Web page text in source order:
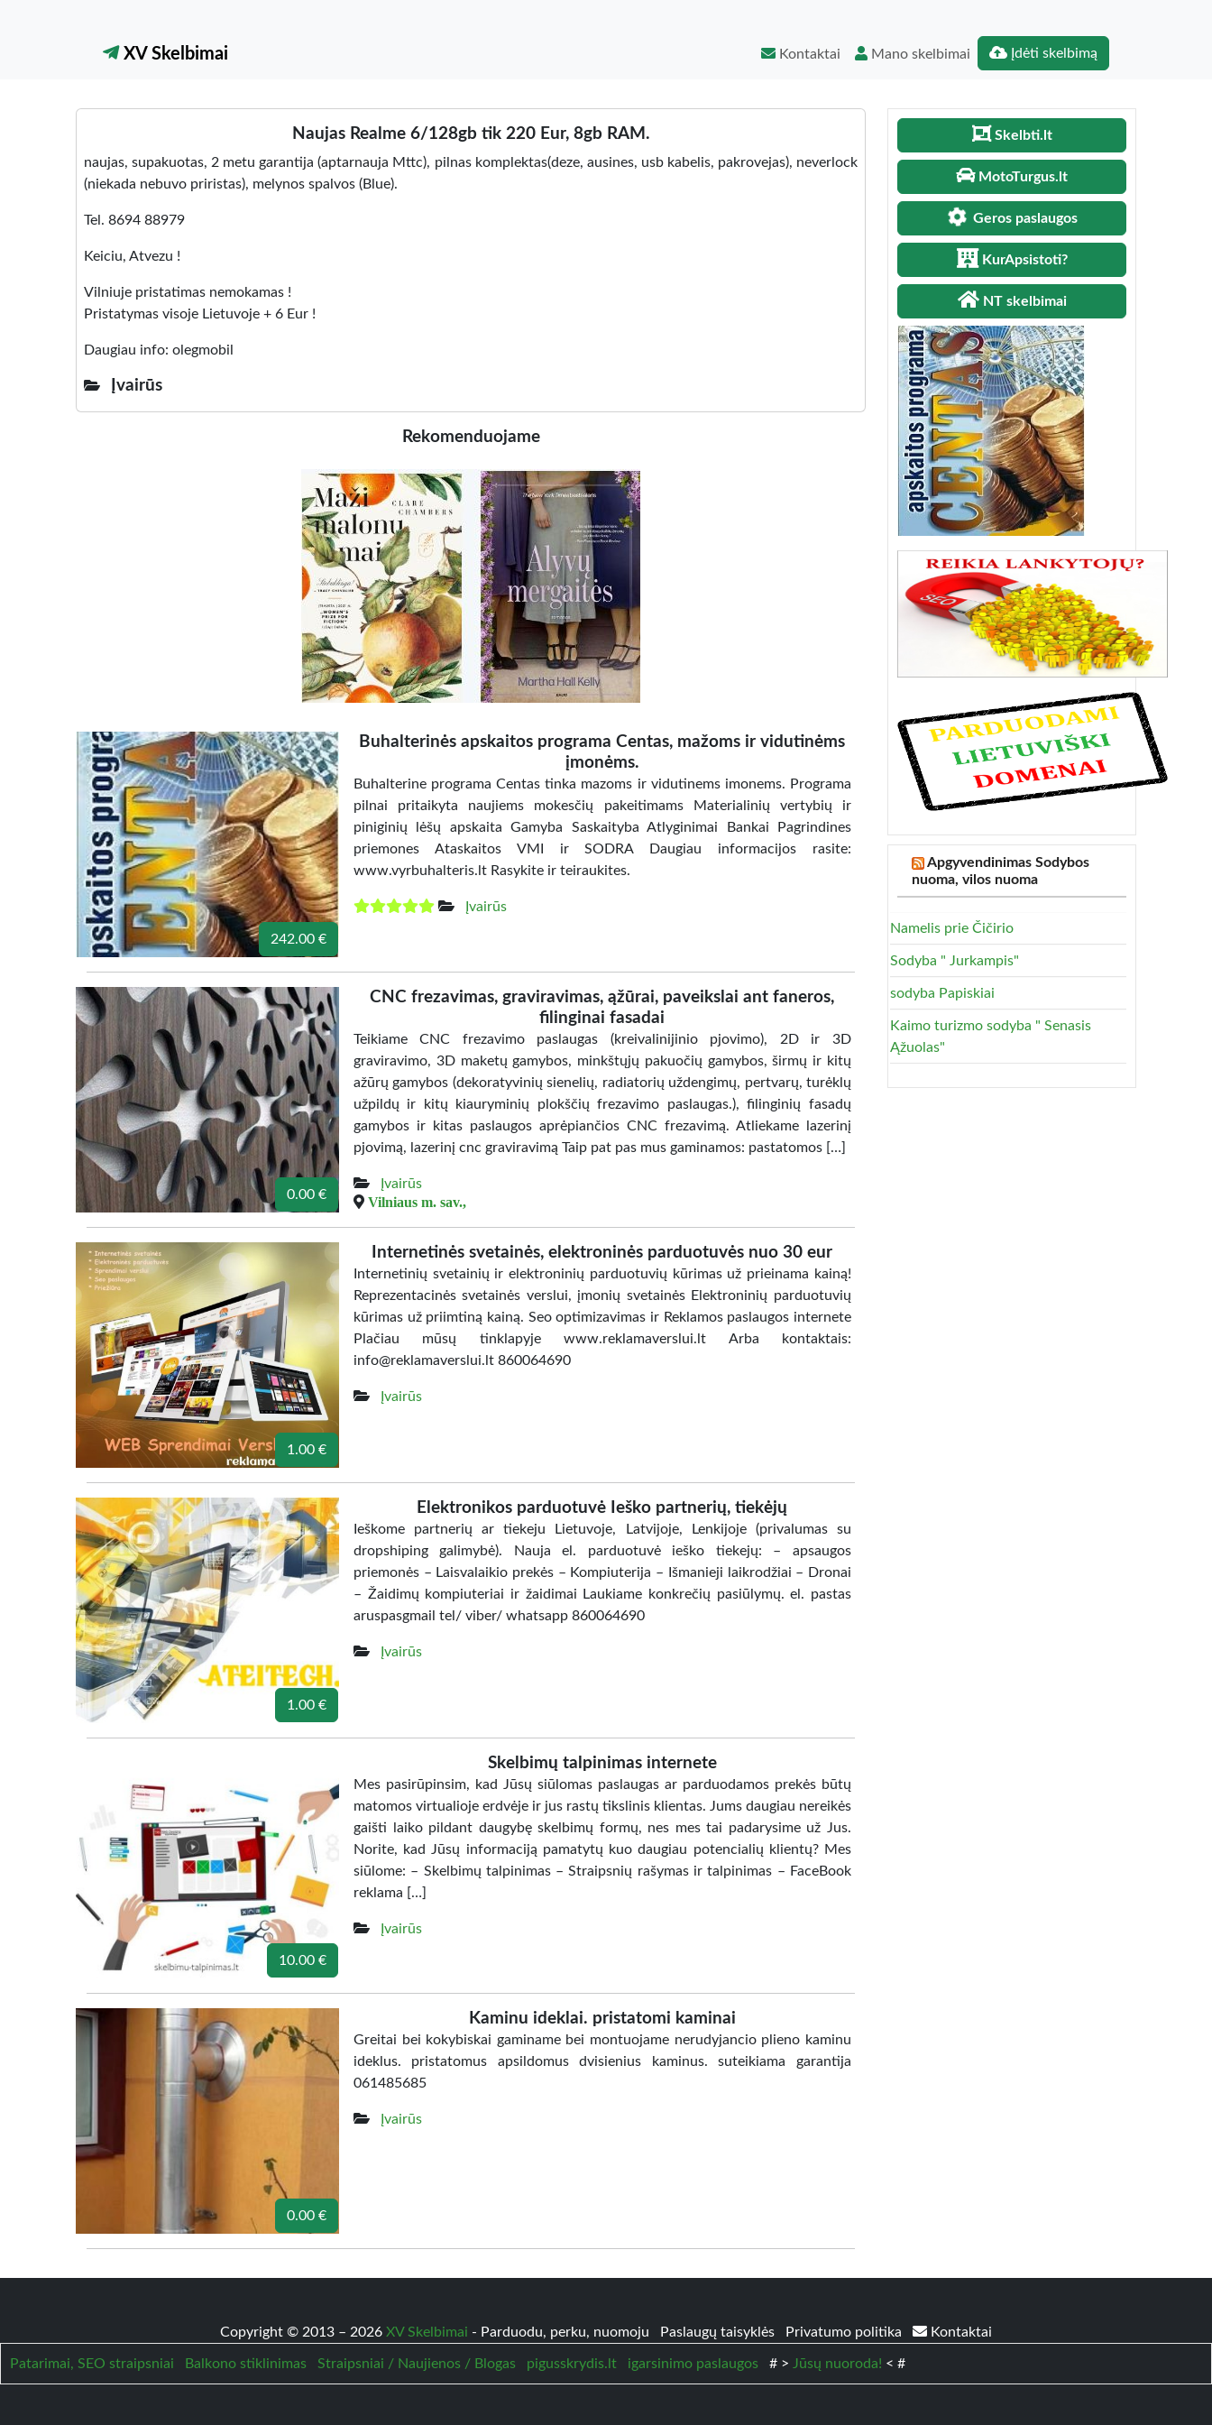
XV Skelbimai Kontaktai Mano skelbimai Įdėti skelbimą
Naujas Realme 6/128gb tik 220 Eur, 8gb RAM.
naujas, supakuotas, 2 metu garantija (aptarnauja Mttc), pilnas komplektas(deze, ausines, usb kabelis, pakrovejas), neverlock
(niekada nebuvo priristas), melynos spalvos (Blue).
Tel. 8694 88979
Keiciu, Atvezu !
Vilniuje pristatimas nemokamas !
Pristatymas visoje Lietuvoje + 6 Eur !
Daugiau info: olegmobil
Įvairūs
Rekomenduojame
242.00 €
Buhalterinės apskaitos programa Centas, mažoms ir vidutinėms
įmonėms.
Buhalterine programa Centas tinka mazoms ir vidutinems imonems. Programa
pilnai pritaikyta naujiems mokesčių pakeitimams Materialinių vertybių ir
piniginių lėšų apskaita Gamyba Saskaityba Atlyginimai Bankai Pagrindines
priemones Ataskaitos VMI ir SODRA Daugiau informacijos rasite:
www.vyrbuhalteris.lt Rasykite ir teiraukites.
Įvairūs
0.00 €
CNC frezavimas, graviravimas, ąžūrai, paveikslai ant faneros,
filinginai fasadai
Teikiame CNC frezavimo paslaugas (kreivalinijinio pjovimo), 2D ir 3D
graviravimo, 3D maketų gamybos, minkštųjų pakuočių gamybos, širmų ir kitų
ažūrų gamybos (dekoratyvinių sienelių, radiatorių uždengimų, pertvarų, turėklų
užpildų ir kitų kiauryminių plokščių frezavimo paslaugas.), filinginių fasadų
gamybos ir kitas paslaugos aprėpiančios CNC frezavimą. Atliekame lazerinį
pjovimą, lazerinį cnc graviravimą Taip pat pas mus gaminamos: pastatomos […]
Įvairūs
Vilniaus m. sav.,
1.00 €
Internetinės svetainės, elektroninės parduotuvės nuo 30 eur
Internetinių svetainių ir elektroninių parduotuvių kūrimas už prieinama kainą!
Reprezentacinės svetainės verslui, įmonių svetainės Elektroninių parduotuvių
kūrimas už priimtiną kainą. Seo optimizavimas ir Reklamos paslaugos internete
Plačiau mūsų tinklapyje www.reklamaverslui.lt Arba kontaktais:
info@reklamaverslui.lt 860064690
Įvairūs
1.00 €
Elektronikos parduotuvė Ieško partnerių, tiekėjų
Ieškome partnerių ar tiekeju Lietuvoje, Latvijoje, Lenkijoje (privalumas su
dropshiping galimybė). Nauja el. parduotuvė ieško tiekejų: – apsaugos
priemonės – Laisvalaikio prekės – Kompiuterija – Išmanieji laikrodžiai – Dronai
– Žaidimų kompiuteriai ir žaidimai Laukiame konkrečių pasiūlymų. el. pastas
aruspasgmail tel/ viber/ whatsapp 860064690
Įvairūs
10.00 €
Skelbimų talpinimas internete
Mes pasirūpinsim, kad Jūsų siūlomas paslaugas ar parduodamos prekės būtų
matomos virtualioje erdvėje ir jus rastų tikslinis klientas. Jums daugiau nereikės
gaišti laiko pildant daugybę skelbimų formų, nes mes tai padarysime už Jus.
Norite, kad Jūsų informaciją pamatytų kuo daugiau potencialių klientų? Mes
siūlome: – Skelbimų talpinimas – Straipsnių rašymas ir talpinimas – FaceBook
reklama […]
Įvairūs
0.00 €
Kaminu ideklai. pristatomi kaminai
Greitai bei kokybiskai gaminame bei montuojame nerudyjancio plieno kaminu
ideklus. pristatomus apsildomus dvisienius kaminus. suteikiama garantija
061485685
Įvairūs
Skelbti.lt
MotoTurgus.lt
Geros paslaugos
KurApsistoti?
NT skelbimai
Apgyvendinimas Sodybos
nuoma, vilos nuoma
Namelis prie Čičirio
Sodyba " Jurkampis"
sodyba Papiskiai
Kaimo turizmo sodyba " Senasis
Ąžuolas"
Copyright © 2013 – 2026 XV Skelbimai - Parduodu, perku, nuomoju Paslaugų taisyklės Privatumo politika Kontaktai
Patarimai, SEO straipsniai Balkono stiklinimas Straipsniai / Naujienos / Blogas pigusskrydis.lt igarsinimo paslaugos # > Jūsų nuoroda! < #